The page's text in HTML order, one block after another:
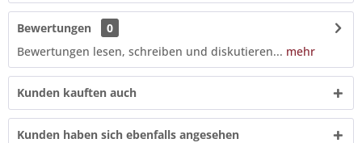
Bewertungen
0
Bewertungen lesen, schreiben und diskutieren... mehr
Kunden kauften auch
Kunden haben sich ebenfalls angesehen